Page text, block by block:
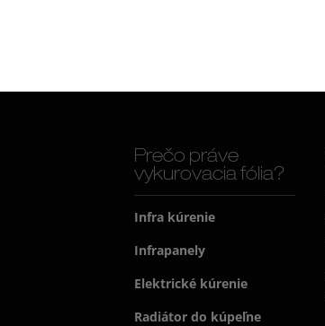
Prečo práve
vykurovacia fólia?
Infra kúrenie
Infrapanely
Elektrické kúrenie
Radiátor do kúpeľne